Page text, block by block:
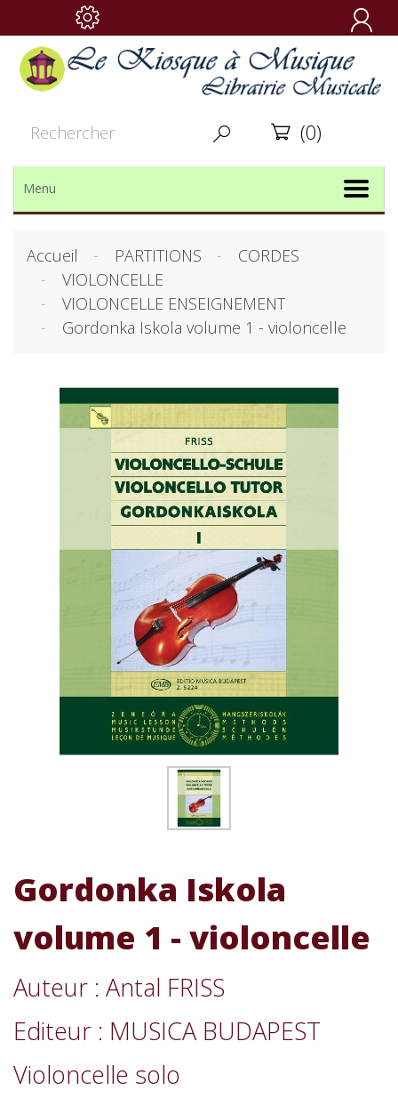

  (0)
Menu
Accueil PARTITIONS
CORDES
VIOLONCELLE
VIOLONCELLE ENSEIGNEMENT
Gordonka Iskola volume 1 - violoncelle
Gordonka Iskola
volume 1 - violoncelle
Auteur : Antal FRISS
Editeur : MUSICA BUDAPEST
Violoncelle solo